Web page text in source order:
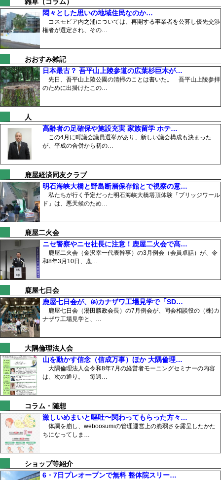
雑草（コラム）
悶々とした思いの地域住民なのか…
コスモピア内之浦については、再開する事業者を公募し優先交渉
権者が選定され、その…
おおすみ雑記
日本最古？ 吾平山上陵参道の広葉杉巨木が…
先日、吾平山上陵公園の清掃のことは書いた。 吾平山上陵参拝
のために出掛けたこの…
人
高齢者の足確保や施設充実 家族留学 ホテ…
この4月に町議会議員選挙があり、新しい議会構成も決まった
が、平成の合併から初の…
鹿屋経済同友クラブ
明石海峡大橋と野島断層保存館とで視察の意…
私たちが行く予定だった明石海峡大橋塔頂体験「ブリッジワール
ド」は、悪天候のため…
鹿屋二火会
ニセ警察やニセ社長に注意！鹿屋二火会で髙…
鹿屋二火会（金沢幸一代表幹事）の3月例会（会員卓話）が、令
和8年3月10日、鹿…
鹿屋七日会
鹿屋七日会が、㈱カナザワ工場見学で「SD…
鹿屋七日会（湯田勝政会長）の7月例会が、同会相談役の（株)カ
ナザワ工場見学と、…
大隅倫理法人会
山を動かす信念（信成万事）ほか 大隅倫理…
大隅倫理法人会令和8年7月の経営者モーニングセミナーの内容
は、次の通り。 毎週…
コラム・随想
激しいめまいと嘔吐〜関わってもらった方々…
体調を崩し、weboosumiの管理運営上の脆弱さを露呈したかた
ちになってしま…
ショップ等紹介
6・7日プレオープンで無料 整体院スリー…